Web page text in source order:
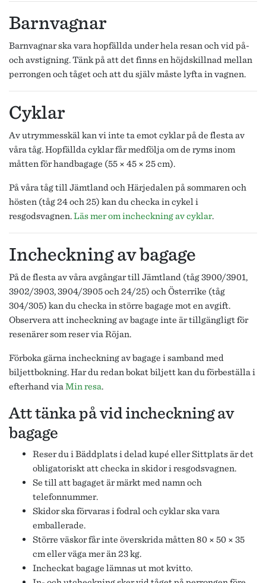
Barnvagnar
Barnvagnar ska vara hopfällda under hela resan och vid på-
och avstigning. Tänk på att det finns en höjdskillnad mellan
perrongen och tåget och att du själv måste lyfta in vagnen.
Cyklar
Av utrymmesskäl kan vi inte ta emot cyklar på de flesta av
våra tåg. Hopfällda cyklar får medfölja om de ryms inom
måtten för handbagage (55 × 45 × 25 cm).
På våra tåg till Jämtland och Härjedalen på sommaren och
hösten (tåg 24 och 25) kan du checka in cykel i
resgodsvagnen.Läs mer om incheckning av cyklar.
Incheckning av bagage
På de flesta av våra avgångar till Jämtland (tåg 3900/3901,
3902/3903, 3904/3905 och 24/25) och Österrike (tåg
304/305) kan du checka in större bagage mot en avgift.
Observera att incheckning av bagage inte är tillgängligt för
resenärer som reser via Röjan.
Förboka gärna incheckning av bagage i samband med
biljettbokning. Har du redan bokat biljett kan du förbeställa i
efterhand viaMin resa.
Att tänka på vid incheckning av
bagage
Reser du i Bäddplats i delad kupé eller Sittplats är det
obligatoriskt att checka in skidor i resgodsvagnen.
Se till att bagaget är märkt med namn och
telefonnummer.
Skidor ska förvaras i fodral och cyklar ska vara
emballerade.
Större väskor får inte överskrida måtten 80 × 50 × 35
cm eller väga mer än 23 kg.
Incheckat bagage lämnas ut mot kvitto.